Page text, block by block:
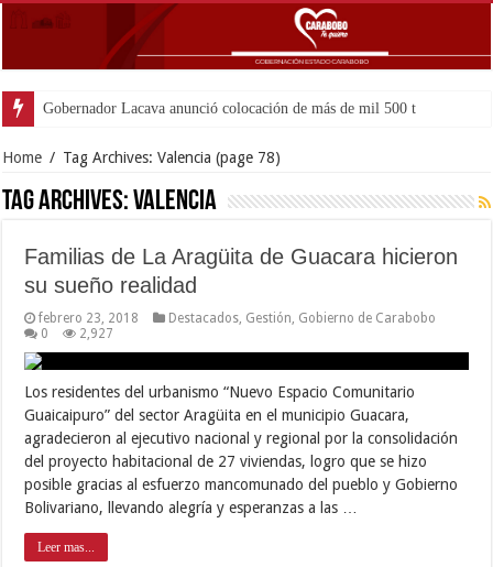
Home / Tag Archives: Valencia (page 78)
Tag Archives:Valencia
Familias de La Aragüita de Guacara hicieron
su sueño realidad
febrero 23, 2018 Destacados Gestión Gobierno de Carabobo
0
2,927
Los residentes del urbanismo “Nuevo Espacio Comunitario
Guaicaipuro” del sector Aragüita en el municipio Guacara,
agradecieron al ejecutivo nacional y regional por la consolidación
del proyecto habitacional de 27 viviendas, logro que se hizo
posible gracias al esfuerzo mancomunado del pueblo y Gobierno
Bolivariano, llevando alegría y esperanzas a las …
Leer mas...